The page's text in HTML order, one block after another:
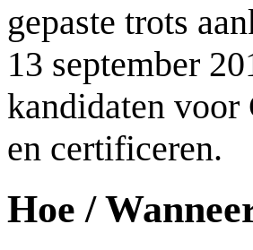
gepaste trots
13 september
kandidaten voor
en certificeren.
Hoe /